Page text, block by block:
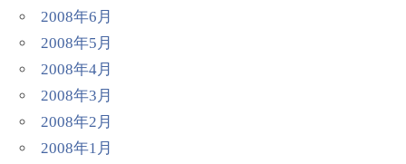
2008年6月
2008年5月
2008年4月
2008年3月
2008年2月
2008年1月